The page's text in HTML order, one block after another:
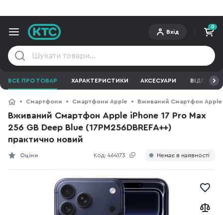
Вхід
0
ВСЕ ПРО ТОВАР ХАРАКТЕРИСТИКИ АКСЕСУАРИ ВІДГУКИ
Смартфони Смартфони Apple Вживаний Смартфон Apple
Вживаний Смартфон Apple iPhone 17 Pro Max
256 GB Deep Blue (17PM256DBREFA++)
практично новий
Код: 464173
Оціни Немає в наявності